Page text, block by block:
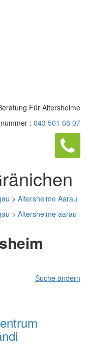
Für Altersheime
: 043 501 68 07
> Altersheime Aarau
> Altersheime aarau
Suche ändern